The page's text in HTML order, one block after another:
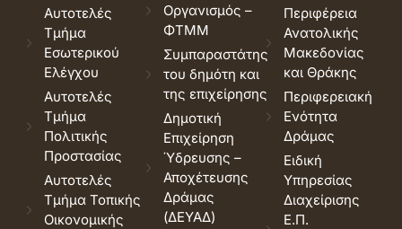
Αυτοτελές
Τμήμα
Εσωτερικού
Ελέγχου
Αυτοτελές
Τμήμα
Πολιτικής
Προστασίας
Αυτοτελές
Τμήμα Τοπικής
Οικονομικής
Οργανισμός –
ΦΤΜΜ
Συμπαραστάτης
του δημότη και
της επιχείρησης
Δημοτική
Επιχείρηση
Ύδρευσης –
Αποχέτευσης
Δράμας
(ΔΕΥΑΔ)
Περιφέρεια
Ανατολικής
Μακεδονίας
και Θράκης
Περιφερειακή
Ενότητα
Δράμας
Ειδική
Υπηρεσίας
Διαχείρισης
Ε.Π.